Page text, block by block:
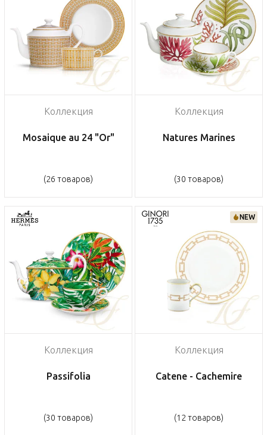
Коллекция
Mosaique au 24 "Or"
(26 товаров)
Коллекция
Natures Marines
(30 товаров)
Коллекция
Passifolia
(30 товаров)
NEW
Коллекция
Catene - Cachemire
(12 товаров)